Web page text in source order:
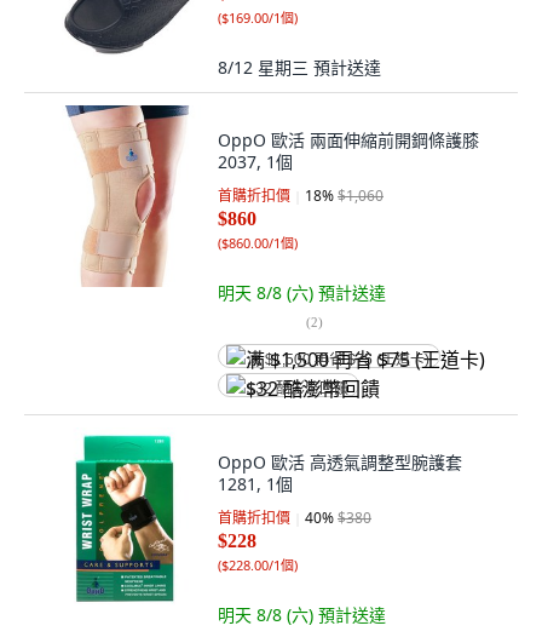
($169.00/1個)
8/12 星期三 預計送達
OppO 歐活 兩面伸縮前開鋼條護膝
2037, 1個
首購折扣價 18%$1,060
$860
($860.00/1個)
明天 8/8 (六) 預計送達
(2)
满 $1,500 再省 $75 (王道卡)
$32 酷澎幣回饋
OppO 歐活 高透氣調整型腕護套
1281, 1個
首購折扣價 40%$380
$228
($228.00/1個)
明天 8/8 (六) 預計送達